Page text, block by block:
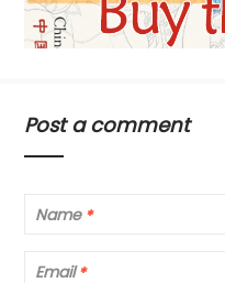
Post a comment
Name *
Email *